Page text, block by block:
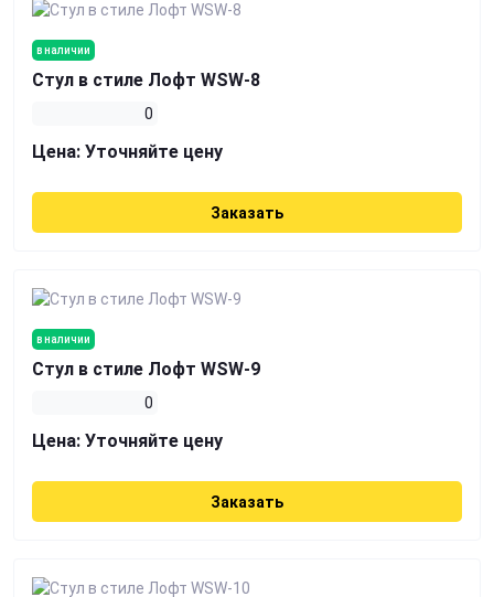
в наличии
Стул в стиле Лофт WSW-8
0
Цена: Уточняйте цену
Заказать
в наличии
Стул в стиле Лофт WSW-9
0
Цена: Уточняйте цену
Заказать